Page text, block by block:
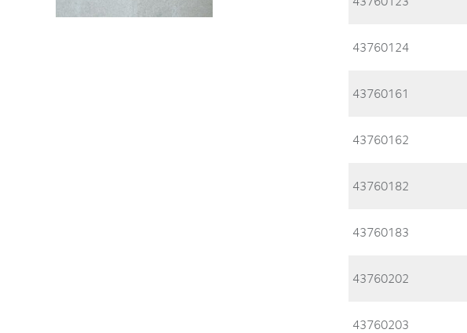
43760124
43760161
43760162
43760182
43760183
43760202
43760203